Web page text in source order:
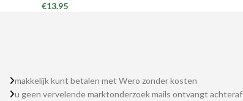
€13.95
makkelijk kunt betalen met Wero zonder kosten
u geen vervelende marktonderzoek mails ontvangt achteraf